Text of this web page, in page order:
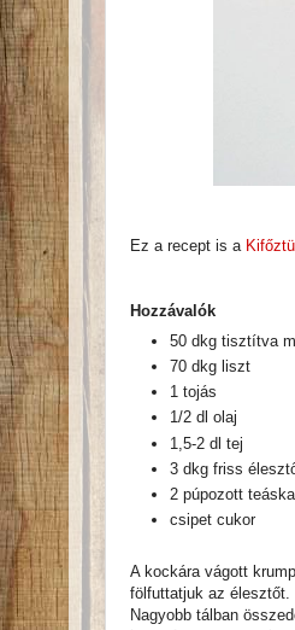
Ez a recept is a
Hozzávalók
50 dkg tisztítva
70 dkg liszt
1 tojás
1/2 dl olaj
1,5-2 dl tej
3 dkg friss
2 púpozott
csipet cukor
A kockára vágott
fölfuttatjuk az élesztőt.
Nagyobb tálban